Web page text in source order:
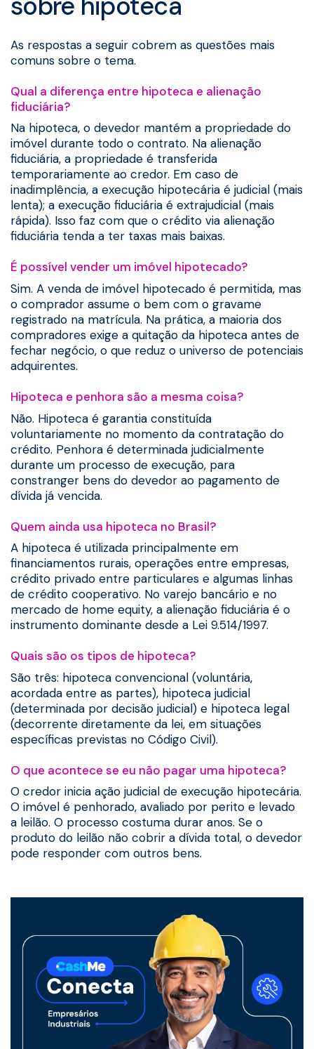
As respostas a seguir cobrem as questões mais
comuns sobre o tema.
Qual a diferença entre hipoteca e alienação
fiduciária?
Na hipoteca, o devedor mantém a propriedade do
imóvel durante todo o contrato. Na alienação
fiduciária, a propriedade é transferida
temporariamente ao credor. Em caso de
inadimplência, a execução hipotecária é judicial (mais
lenta); a execução fiduciária é extrajudicial (mais
rápida). Isso faz com que o crédito via alienação
fiduciária tenda a ter taxas mais baixas.
É possível vender um imóvel hipotecado?
Sim. A venda de imóvel hipotecado é permitida, mas
o comprador assume o bem com o gravame
registrado na matrícula. Na prática, a maioria dos
compradores exige a quitação da hipoteca antes de
fechar negócio, o que reduz o universo de potenciais
adquirentes.
Hipoteca e penhora são a mesma coisa?
Não. Hipoteca é garantia constituída
voluntariamente no momento da contratação do
crédito. Penhora é determinada judicialmente
durante um processo de execução, para
constranger bens do devedor ao pagamento de
dívida já vencida.
Quem ainda usa hipoteca no Brasil?
A hipoteca é utilizada principalmente em
financiamentos rurais, operações entre empresas,
crédito privado entre particulares e algumas linhas
de crédito cooperativo. No varejo bancário e no
mercado de home equity, a alienação fiduciária é o
instrumento dominante desde a Lei 9.514/1997.
Quais são os tipos de hipoteca?
São três: hipoteca convencional (voluntária,
acordada entre as partes), hipoteca judicial
(determinada por decisão judicial) e hipoteca legal
(decorrente diretamente da lei, em situações
específicas previstas no Código Civil).
O que acontece se eu não pagar uma hipoteca?
O credor inicia ação judicial de execução hipotecária.
O imóvel é penhorado, avaliado por perito e levado
a leilão. O processo costuma durar anos. Se o
produto do leilão não cobrir a dívida total, o devedor
pode responder com outros bens.